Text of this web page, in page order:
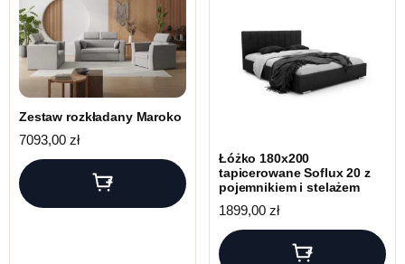
Zestaw rozkładany Maroko
7093,00 zł
Łóżko 180x200
tapicerowane Soflux 20 z
pojemnikiem i stelażem
1899,00 zł